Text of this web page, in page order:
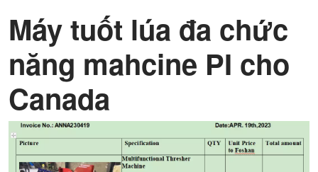
Máy tuốt lúa đa chức
năng mahcine PI cho
Canada